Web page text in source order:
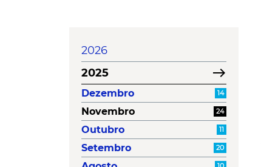
2026
2025
east
Dezembro 14
Novembro 24
Outubro 11
Setembro 20